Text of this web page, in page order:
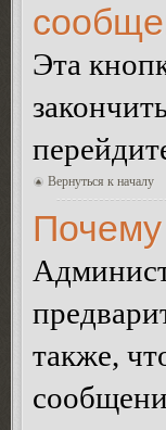
Эта
Вернуться к началу
также,